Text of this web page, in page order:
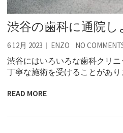
渋谷の歯科に通院し
6 12月 2023 ENZO NO
渋谷にはいろいろな歯科クリ
丁寧な施術を受けることがあり
READ MORE